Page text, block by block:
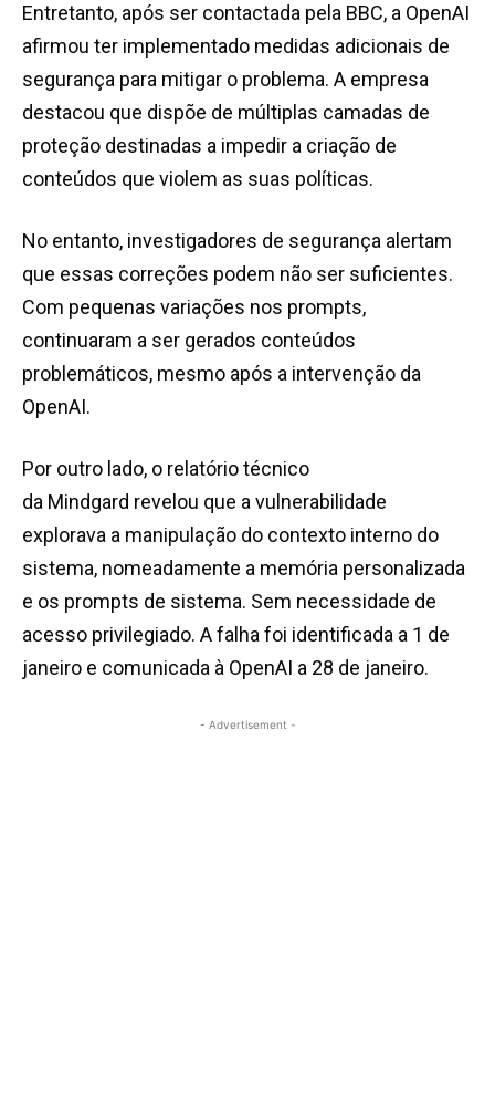
Entretanto, após ser contactada pela BBC, a OpenAI
afirmou ter implementado medidas adicionais de
segurança para mitigar o problema. A empresa
destacou que dispõe de múltiplas camadas de
proteção destinadas a impedir a criação de
conteúdos que violem as suas políticas.
No entanto, investigadores de segurança alertam
que essas correções podem não ser suficientes.
Com pequenas variações nos prompts,
continuaram a ser gerados conteúdos
problemáticos, mesmo após a intervenção da
OpenAI.
Por outro lado, o relatório técnico
da Mindgard revelou que a vulnerabilidade
explorava a manipulação do contexto interno do
sistema, nomeadamente a memória personalizada
e os prompts de sistema. Sem necessidade de
acesso privilegiado. A falha foi identificada a 1 de
janeiro e comunicada à OpenAI a 28 de janeiro.
- Advertisement -